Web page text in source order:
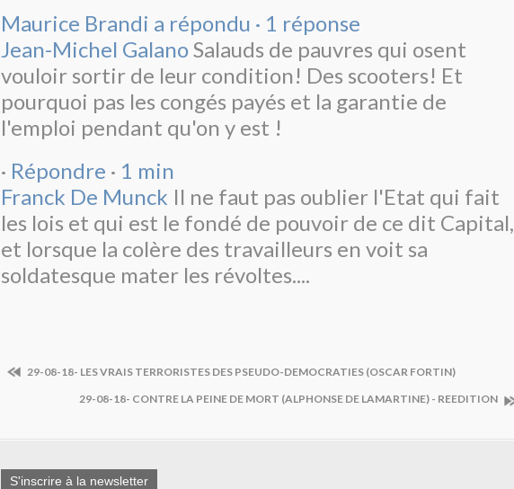
Maurice Brandi a répondu · 1 réponse
Jean-Michel GalanoSalauds de pauvres qui osent
vouloir sortir de leur condition! Des scooters! Et
pourquoi pas les congés payés et la garantie de
l'emploi pendant qu'on y est !
· Répondre · 1 min
Franck De Munck Il ne faut pas oublier l'Etat qui fait
les lois et qui est le fondé de pouvoir de ce dit Capital,
et lorsque la colère des travailleurs en voit sa
soldatesque mater les révoltes....
29-08-18- LES VRAIS TERRORISTES DES PSEUDO-DEMOCRATIES (OSCAR FORTIN)
29-08-18- CONTRE LA PEINE DE MORT (ALPHONSE DE LAMARTINE) - REEDITION
S'inscrire à la newsletter